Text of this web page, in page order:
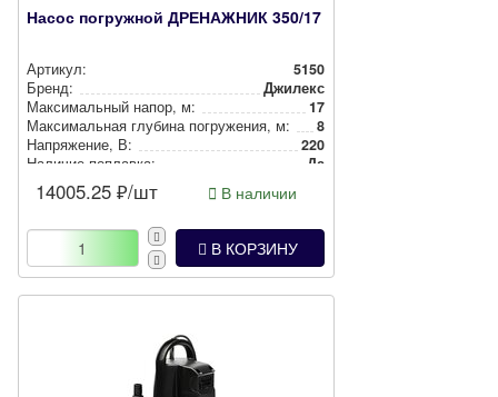
Насос погружной ДРЕНАЖНИК 350/17
Артикул:
5150
Бренд:
Джилекс
Мак­си­маль­ный напор, м:
17
Мак­си­маль­ная глубина пог­ру­же­ния, м:
8
Нап­ря­же­ние, В:
220
Наличие поплавка:
Да
14005.25 ₽/шт В наличии
В КОРЗИНУ